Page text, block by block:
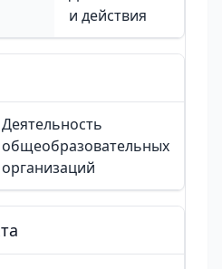
и действия
Деятельность
общеобразовательных
организаций